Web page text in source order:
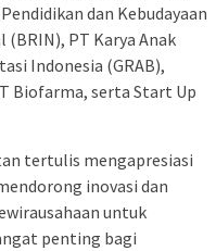
dan Kebudayaan
(BRIN), PT Karya Anak
Indonesia (GRAB),
Biofarma, serta Start Up
tertulis mengapresiasi
inovasi dan
untuk
penting bagi